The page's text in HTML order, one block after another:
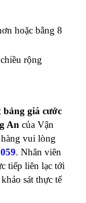
hoặc bằng 8
rộng
bảng giá cước
An của Vận
vui lòng
. Nhân viên
tiếp liên lạc tới
sát thực tế